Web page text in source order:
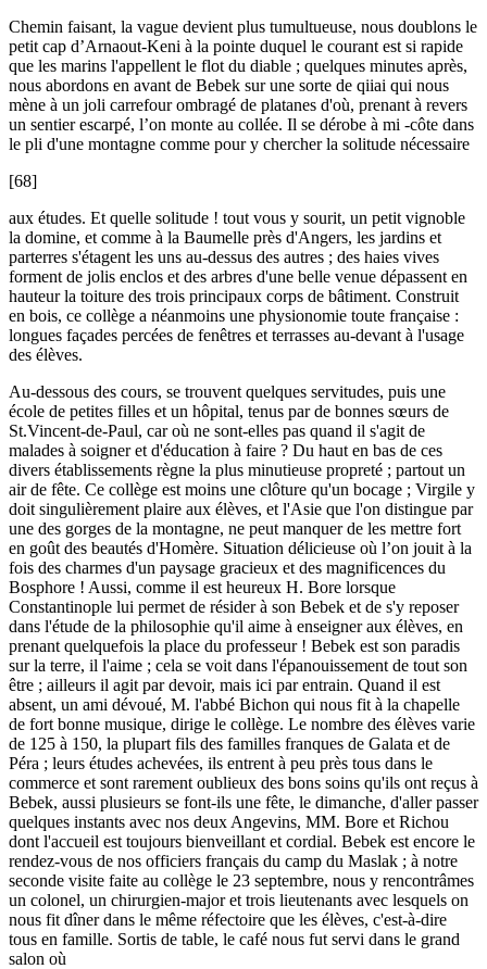
Chemin faisant, la vague devient plus tumultueuse, nous doublons le
petit cap d’Arnaout-Keni à la pointe duquel le courant est si rapide
que les marins l'appellent le flot du diable ; quelques minutes après,
nous abordons en avant de Bebek sur une sorte de qiiai qui nous
mène à un joli carrefour ombragé de platanes d'où, prenant à revers
un sentier escarpé, l’on monte au collée. Il se dérobe à mi -côte dans
le pli d'une montagne comme pour y chercher la solitude nécessaire
[68]
aux études. Et quelle solitude ! tout vous y sourit, un petit vignoble
la domine, et comme à la Baumelle près d'Angers, les jardins et
parterres s'étagent les uns au-dessus des autres ; des haies vives
forment de jolis enclos et des arbres d'une belle venue dépassent en
hauteur la toiture des trois principaux corps de bâtiment. Construit
en bois, ce collège a néanmoins une physionomie toute française :
longues façades percées de fenêtres et terrasses au-devant à l'usage
des élèves.
Au-dessous des cours, se trouvent quelques servitudes, puis une
école de petites filles et un hôpital, tenus par de bonnes sœurs de
St.Vincent-de-Paul, car où ne sont-elles pas quand il s'agit de
malades à soigner et d'éducation à faire ? Du haut en bas de ces
divers établissements règne la plus minutieuse propreté ; partout un
air de fête. Ce collège est moins une clôture qu'un bocage ; Virgile y
doit singulièrement plaire aux élèves, et l'Asie que l'on distingue par
une des gorges de la montagne, ne peut manquer de les mettre fort
en goût des beautés d'Homère. Situation délicieuse où l’on jouit à la
fois des charmes d'un paysage gracieux et des magnificences du
Bosphore ! Aussi, comme il est heureux H. Bore lorsque
Constantinople lui permet de résider à son Bebek et de s'y reposer
dans l'étude de la philosophie qu'il aime à enseigner aux élèves, en
prenant quelquefois la place du professeur ! Bebek est son paradis
sur la terre, il l'aime ; cela se voit dans l'épanouissement de tout son
être ; ailleurs il agit par devoir, mais ici par entrain. Quand il est
absent, un ami dévoué, M. l'abbé Bichon qui nous fit à la chapelle
de fort bonne musique, dirige le collège. Le nombre des élèves varie
de 125 à 150, la plupart fils des familles franques de Galata et de
Péra ; leurs études achevées, ils entrent à peu près tous dans le
commerce et sont rarement oublieux des bons soins qu'ils ont reçus à
Bebek, aussi plusieurs se font-ils une fête, le dimanche, d'aller passer
quelques instants avec nos deux Angevins, MM. Bore et Richou
dont l'accueil est toujours bienveillant et cordial. Bebek est encore le
rendez-vous de nos officiers français du camp du Maslak ; à notre
seconde visite faite au collège le 23 septembre, nous y rencontrâmes
un colonel, un chirurgien-major et trois lieutenants avec lesquels on
nous fit dîner dans le même réfectoire que les élèves, c'est-à-dire
tous en famille. Sortis de table, le café nous fut servi dans le grand
salon où